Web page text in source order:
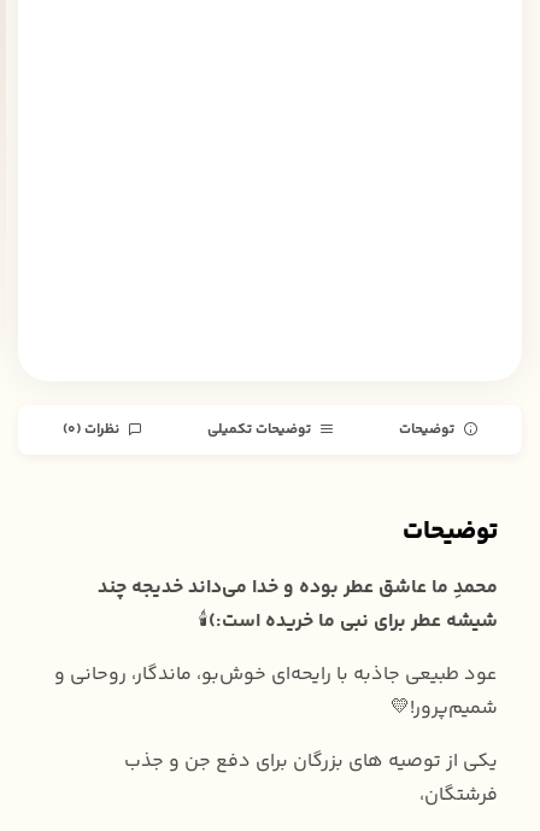
توضیحات توضیحات تکمیلی نظرات (0)
توضیحات
محمدِ ما عاشق عطر بوده و‌ خدا می‌داند خدیجه چند
شیشه عطر برای نبی‌ ما خریده است:)🕯
عود طبیعی جاذبه با رایحه‌ای خوش‌بو، ماندگار، روحانی و
شمیم‌پرور!💛
یکی از توصیه های بزرگان برای دفع جن و جذب
فرشتگان،